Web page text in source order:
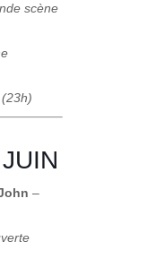
scène
–